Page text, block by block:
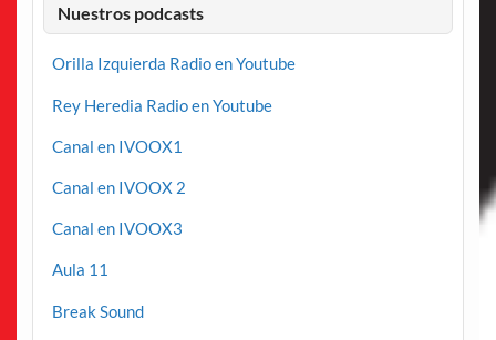
Nuestros podcasts
Orilla Izquierda Radio en Youtube
Rey Heredia Radio en Youtube
Canal en IVOOX1
Canal en IVOOX 2
Canal en IVOOX3
Aula 11
Break Sound